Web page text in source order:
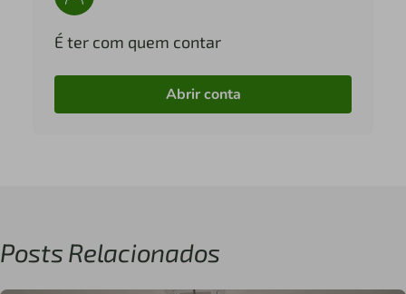
É ter com quem contar
Abrir conta
Posts Relacionados